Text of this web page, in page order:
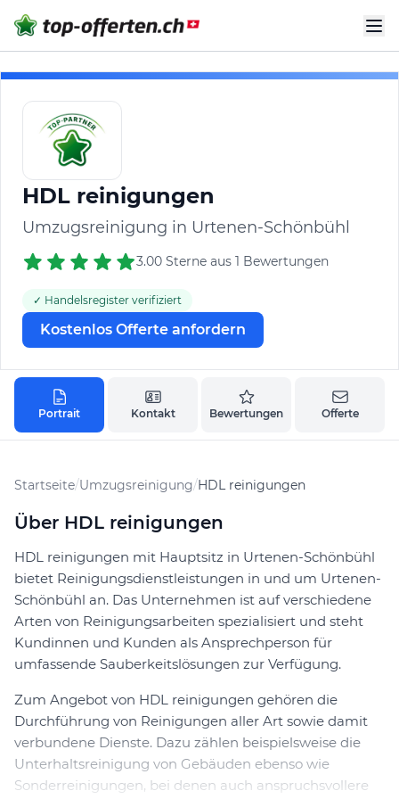
HDL reinigungen
Umzugsreinigung in Urtenen-Schönbühl
3.00 Sterne aus 1 Bewertungen
✓ Handelsregister verifiziert
Kostenlos Offerte anfordern
Portrait Kontakt Bewertungen Offerte
Startseite/Umzugsreinigung/HDL reinigungen
Über HDL reinigungen
HDL reinigungen mit Hauptsitz in Urtenen-Schönbühl
bietet Reinigungsdienstleistungen in und um Urtenen-
Schönbühl an. Das Unternehmen ist auf verschiedene
Arten von Reinigungsarbeiten spezialisiert und steht
Kundinnen und Kunden als Ansprechperson für
umfassende Sauberkeitslösungen zur Verfügung.
Zum Angebot von HDL reinigungen gehören die
Durchführung von Reinigungen aller Art sowie damit
verbundene Dienste. Dazu zählen beispielsweise die
Unterhaltsreinigung von Gebäuden ebenso wie
Sonderreinigungen, bei denen auch anspruchsvollere